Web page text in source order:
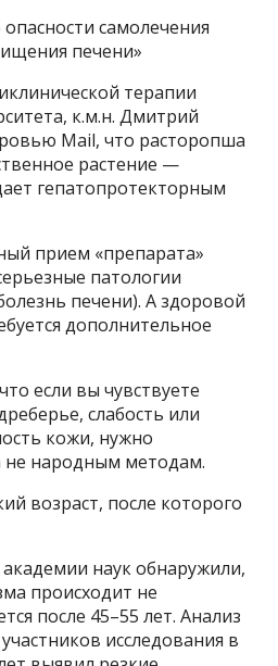
самолечения
печени»
терапии
к.м.н. Дмитрий
Mail, что расторопша
растение —
гепатопротекторным
прием «препарата»
патологии
печени). А здоровой
дополнительное
если вы чувствуете
слабость или
кожи, нужно
не народным методам.
возраст, после которого
наук обнаружили,
происходит не
после 45–55 лет. Анализ
исследования в